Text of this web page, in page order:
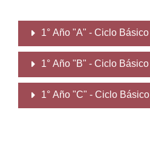
1° Año "A" - Ciclo Básico
1° Año "B" - Ciclo Básico
1° Año "C" - Ciclo Básico